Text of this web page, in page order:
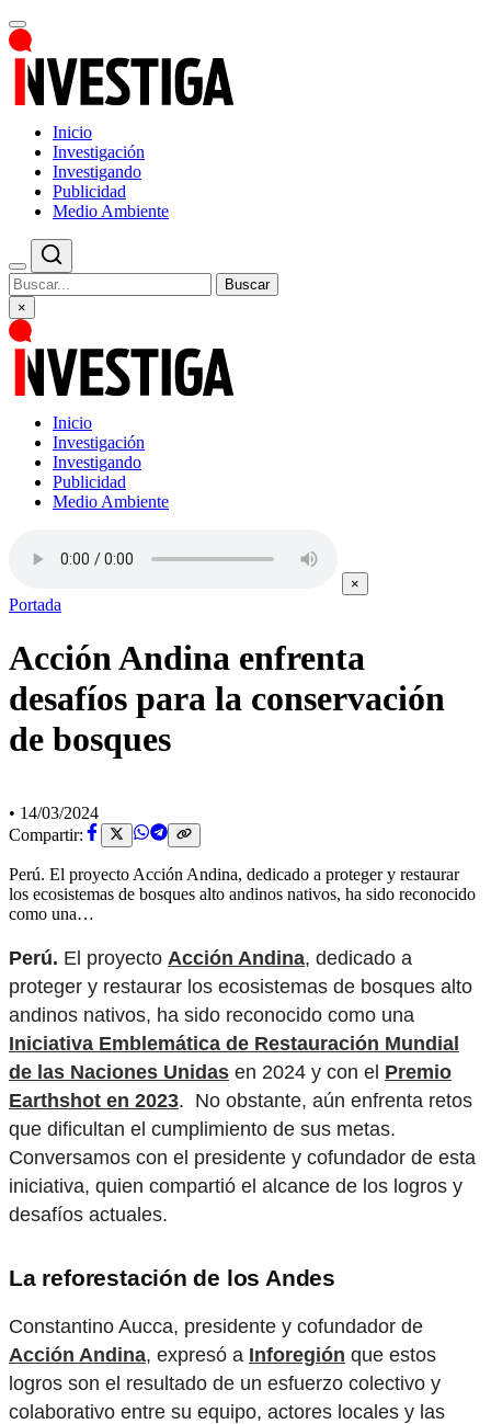
Inicio
Investigación
Investigando
Publicidad
Medio Ambiente
Buscar
×
Inicio
Investigación
Investigando
Publicidad
Medio Ambiente
×
Portada
Acción Andina enfrenta
desafíos para la conservación
de bosques
• 14/03/2024
Compartir:
Perú. El proyecto Acción Andina, dedicado a proteger y restaurar
los ecosistemas de bosques alto andinos nativos, ha sido reconocido
como una…
Perú. El proyecto Acción Andina, dedicado a
proteger y restaurar los ecosistemas de bosques alto
andinos nativos, ha sido reconocido como una
Iniciativa Emblemática de Restauración Mundial
de las Naciones Unidas en 2024 y con el Premio
Earthshot en 2023. No obstante, aún enfrenta retos
que dificultan el cumplimiento de sus metas.
Conversamos con el presidente y cofundador de esta
iniciativa, quien compartió el alcance de los logros y
desafíos actuales.
La reforestación de los Andes
Constantino Aucca, presidente y cofundador de
Acción Andina, expresó a Inforegión que estos
logros son el resultado de un esfuerzo colectivo y
colaborativo entre su equipo, actores locales y las